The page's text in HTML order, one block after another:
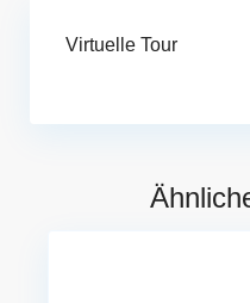
Virtuelle Tour